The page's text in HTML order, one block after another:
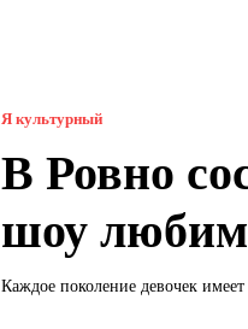
Я культурный
В Ровно
шоу
Каждое поколение девочек имеет